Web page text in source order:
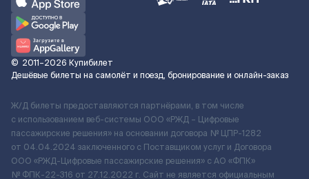
© 2011–2026 Купибилет
Дешёвые билеты на самолёт и поезд, бронирование и онлайн-заказ
Ж/Д билеты предоставляются партнёрами, в том числе
с использованием веб-системы ООО «РЖД – Цифровые
пассажирские решения» на основании договора № ЦПР-1282
от 04.04.2024 заключенного с Поставщиком услуг и Договора
ООО «РЖД-Цифровые пассажирские решения» c АО «ФПК»
№ ФПК-22-316 от 27.12.2022 г. Сайт не является официальным